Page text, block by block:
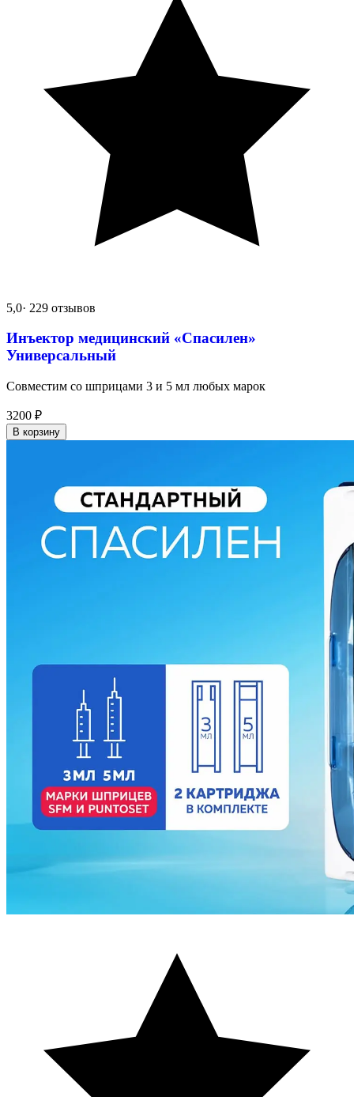
5,0· 229 отзывов
Инъектор медицинский «Спасилен»
Универсальный
Совместим со шприцами 3 и 5 мл любых марок
3200 ₽
В корзину